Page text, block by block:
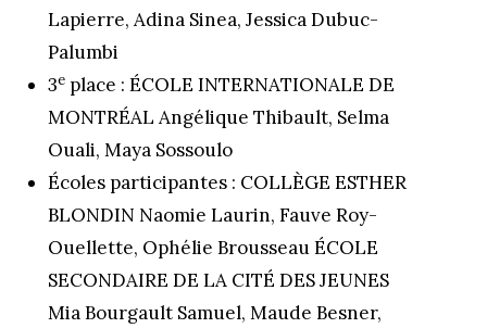
Lapierre, Adina Sinea, Jessica Dubuc-
Palumbi
3e place : ÉCOLE INTERNATIONALE DE
MONTRÉAL Angélique Thibault, Selma
Ouali, Maya Sossoulo
Écoles participantes : COLLÈGE ESTHER
BLONDIN Naomie Laurin, Fauve Roy-
Ouellette, Ophélie Brousseau ÉCOLE
SECONDAIRE DE LA CITÉ DES JEUNES
Mia Bourgault Samuel, Maude Besner,